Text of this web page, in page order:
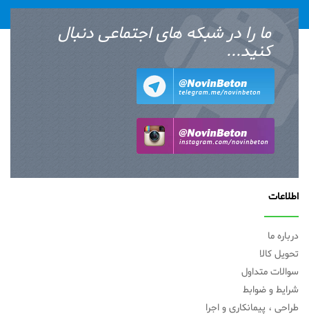
ما را در شبکه های اجتماعی دنبال
کنید...
اطلاعات
درباره ما
تحویل کالا
سوالات متداول
شرایط و ضوابط
طراحی ، پیمانکاری و اجرا